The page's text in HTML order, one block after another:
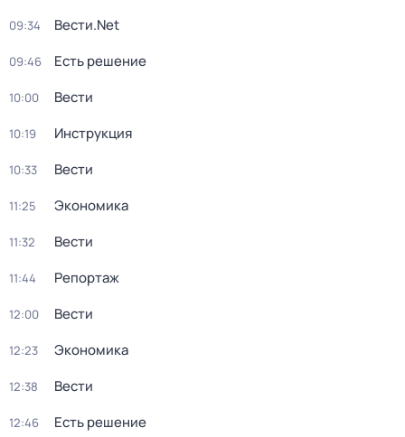
09:34 Вести.Net
09:46 Есть решение
10:00 Вести
10:19 Инструкция
10:33 Вести
11:25 Экономика
11:32 Вести
11:44 Репортаж
12:00 Вести
12:23 Экономика
12:38 Вести
12:46 Есть решение